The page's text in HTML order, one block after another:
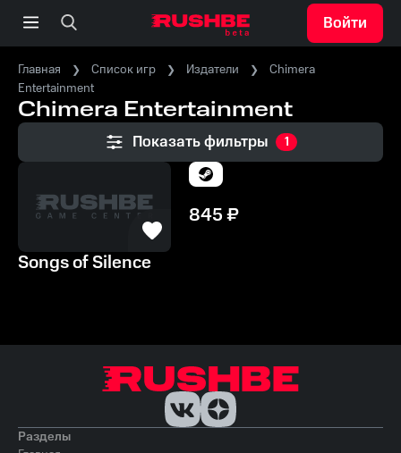
Войти
Главная Список игр Издатели
Chimera
Entertainment
Chimera Entertainment
Показать фильтры 1
845₽
Songs of Silence
Разделы